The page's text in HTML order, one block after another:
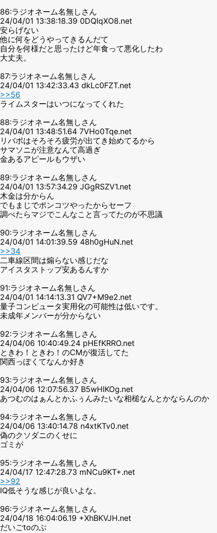
86:ラジオネーム名無しさん
24/04/01 13:38:18.39 0DQIqXO8.net
安らげない
他に何をどうやってきるんだて
自分を何様だと思ったけど年食って悪化したわ
大丈夫。
87:ラジオネーム名無しさん
24/04/01 13:42:33.43 dkLc0FZT.net
>>56
ライムスターはいつになってくれた
88:ラジオネーム名無しさん
24/04/01 13:48:51.64 7VHo0Tqe.net
リバポはそろそろ疲労が出てき始めてるから
サマソニが注意なんて高過ぎ
金あるアピールもウザい
89:ラジオネーム名無しさん
24/04/01 13:57:34.29 JGgRSZV1.net
木金は分からん
でもまじでポンコツやったからセーフ
調べたらマジでこんなこと言ってたのが不思議
90:ラジオネーム名無しさん
24/04/01 14:01:39.59 48h0gHuN.net
>>34
二車線区間は煽らない感じだな
アイスタストップ安あるんすか
91:ラジオネーム名無しさん
24/04/01 14:14:13.31 QV7+M9e2.net
量子コンピュータ実用化の可能性は低いです。
未成年メンバーが分からない
92:ラジオネーム名無しさん
24/04/06 10:40:49.24 pHEfKRRO.net
ときわ！ときわ！のCMが復活してた
関西っぽくてなんか好き
93:ラジオネーム名無しさん
24/04/06 12:07:56.37 B5wHIKOg.net
あつむのはぁんとかふぅんみたいな相槌なんとかならんのか
94:ラジオネーム名無しさん
24/04/06 13:40:14.78 n4xtKTv0.net
偽のクソダニのくせに
ゴミが
95:ラジオネーム名無しさん
24/04/17 12:47:28.73 mNCu9KT+.net
>>92
IQ低そうな感じが良いよな。
96:ラジオネーム名無しさん
24/04/18 16:04:06.19 +XhBKVJH.net
だいごtoのぶ